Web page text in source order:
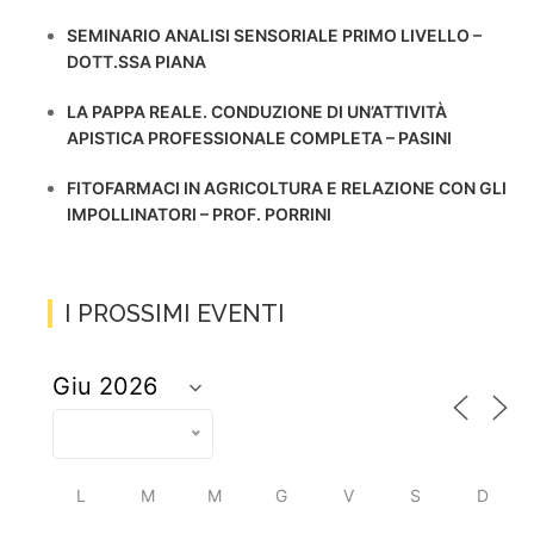
SEMINARIO ANALISI SENSORIALE PRIMO LIVELLO –
DOTT.SSA PIANA
LA PAPPA REALE. CONDUZIONE DI UN’ATTIVITÀ
APISTICA PROFESSIONALE COMPLETA – PASINI
FITOFARMACI IN AGRICOLTURA E RELAZIONE CON GLI
IMPOLLINATORI – PROF. PORRINI
I PROSSIMI EVENTI
L M M G V S D